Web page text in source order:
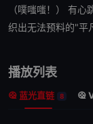
（噗嗤嗤！） 有心
织出无法预料的"平
播放列表
蓝光直链 8